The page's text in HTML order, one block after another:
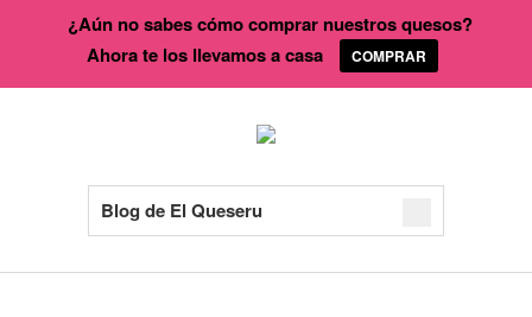
Blog de El Queseru
¿Aún no sabes cómo comprar nuestros quesos?
Ahora te los llevamos a casa
COMPRAR